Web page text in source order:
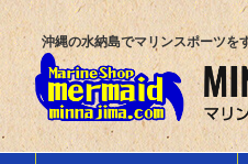
沖縄の水納島でマリンスポーツを